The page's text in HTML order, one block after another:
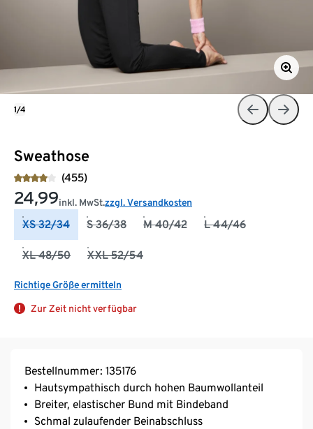
Sweathose
(455)
24,99inkl. MwSt.zzgl. Versandkosten
XS 32/34 S 36/38 M 40/42 L 44/46
XL 48/50 XXL 52/54
Richtige Größe ermitteln
Zur Zeit nicht verfügbar
1/4
Bestellnummer: 135176
Hautsympathisch durch hohen Baumwollanteil
Breiter, elastischer Bund mit Bindeband
Schmal zulaufender Beinabschluss